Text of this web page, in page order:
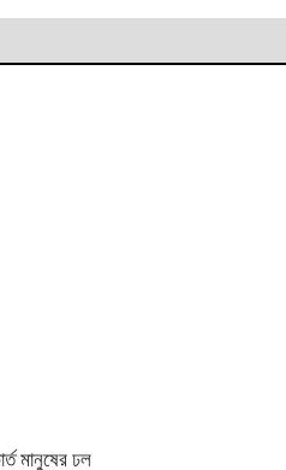
মানুষের ঢল